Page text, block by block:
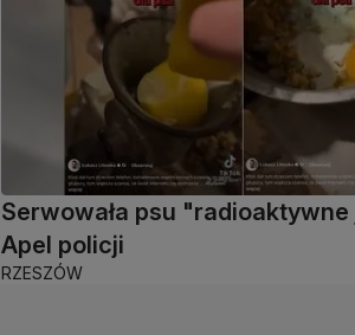
Serwowała psu "radioaktywne
Apel policji
RZESZÓW